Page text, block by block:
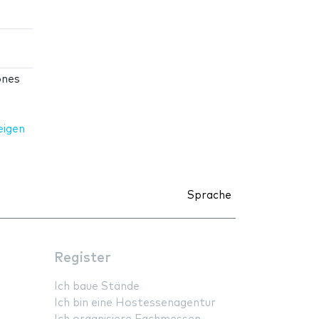
Sprache
Register
Ich baue Stände
Ich bin eine Hostessenagentur